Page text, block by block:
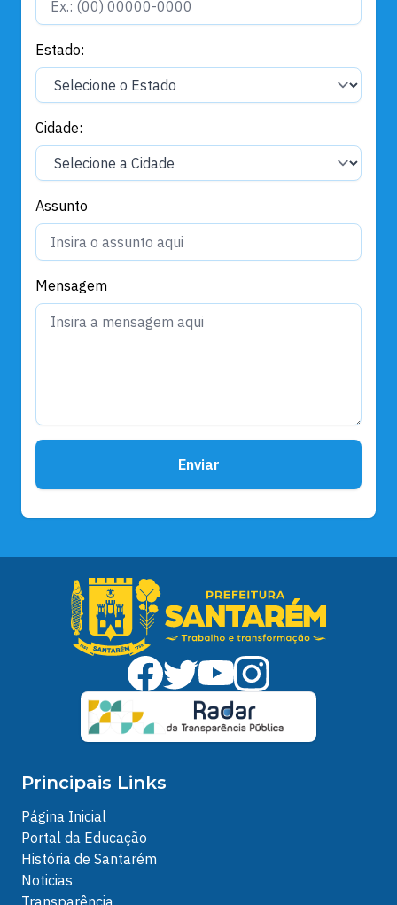
Estado:
Cidade:
Assunto
Mensagem
Enviar
Principais Links
Página Inicial
Portal da Educação
História de Santarém
Noticias
Transparência